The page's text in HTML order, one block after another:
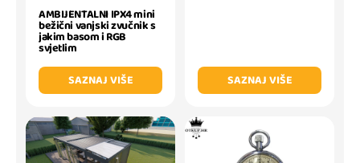
AMBIJENTALNI IPX4 mini
bežični vanjski zvučnik s
jakim basom i RGB
svjetlim
SAZNAJ VIŠE
SAZNAJ VIŠE